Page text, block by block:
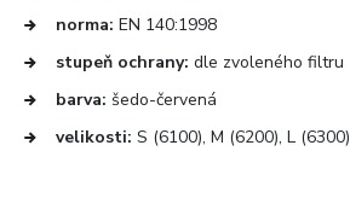
norma: EN 140:1998
stupeň ochrany: dle zvoleného filtru
barva: šedo-červená
velikosti: S (6100), M (6200), L (6300)